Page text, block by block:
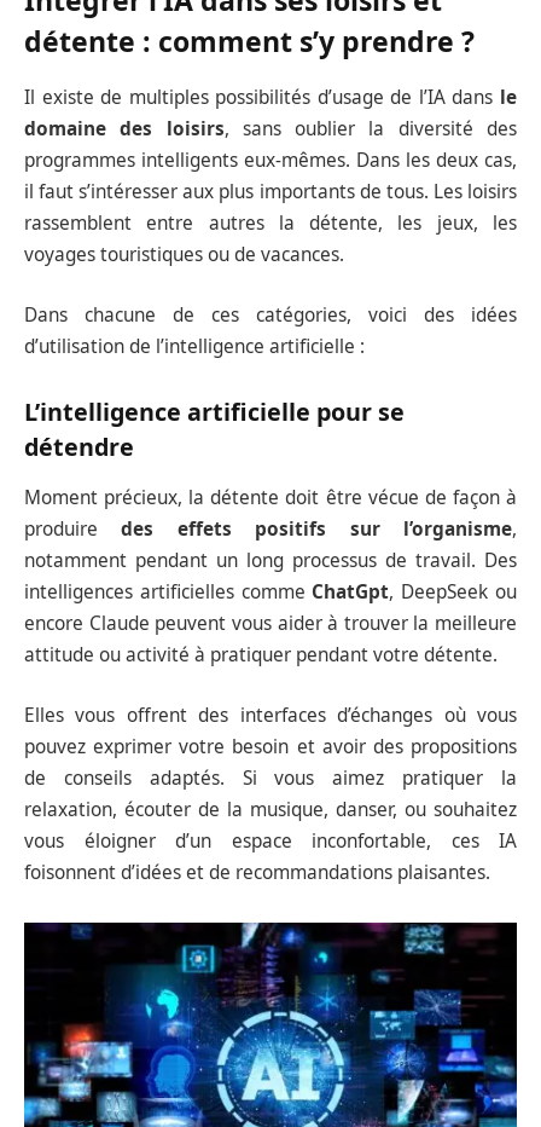
détente : comment s’y prendre ?
Il existe de multiples possibilités d’usage de l’IA dans le
domaine des loisirs, sans oublier la diversité des
programmes intelligents eux-mêmes. Dans les deux cas,
il faut s’intéresser aux plus importants de tous. Les loisirs
rassemblent entre autres la détente, les jeux, les
voyages touristiques ou de vacances.
Dans chacune de ces catégories, voici des idées
d’utilisation de l’intelligence artificielle :
L’intelligence artificielle pour se
détendre
Moment précieux, la détente doit être vécue de façon à
produiredes effets positifs sur l’organisme,
notamment pendant un long processus de travail. Des
intelligences artificielles comme ChatGpt, DeepSeek ou
encore Claude peuvent vous aider à trouver la meilleure
attitude ou activité à pratiquer pendant votre détente.
Elles vous offrent des interfaces d’échanges où vous
pouvez exprimer votre besoin et avoir des propositions
de conseils adaptés. Si vous aimez pratiquer la
relaxation, écouter de la musique, danser, ou souhaitez
vous éloigner d’un espace inconfortable, ces IA
foisonnent d’idées et de recommandations plaisantes.